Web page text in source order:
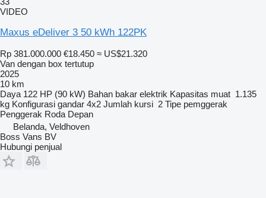
VIDEO
Maxus eDeliver 3 50 kWh 122PK
Rp 381.000.000 €18.450 ≈ US$21.320
Van dengan box tertutup
2025
10 km
Daya 122 HP (90 kW) Bahan bakar elektrik Kapasitas muat 1.135
kg Konfigurasi gandar 4x2 Jumlah kursi 2 Tipe pemggerak
Penggerak Roda Depan
Belanda, Veldhoven
Boss Vans BV
Hubungi penjual